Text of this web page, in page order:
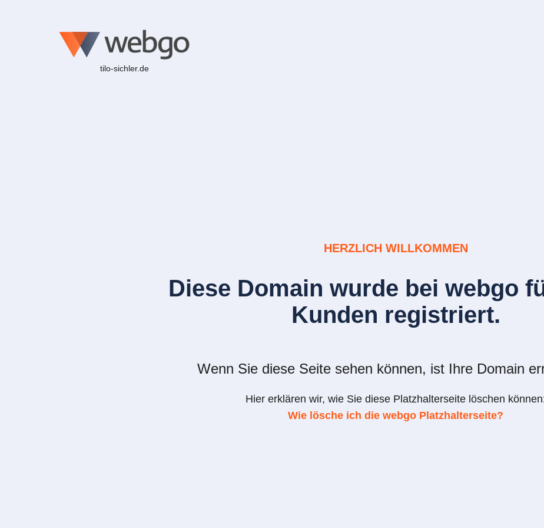
tilo-sichler.de
HERZLICH WILLKOMMEN
Diese Domain wurde bei webgo
Kunden registriert.
Wenn Sie diese Seite sehen können, ist Ihre Domain
Hier erklären wir, wie Sie diese Platzhalterseite löschen
Wie lösche ich die webgo Platzhalterseite?